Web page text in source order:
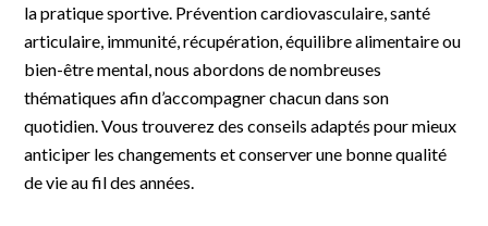
la pratique sportive. Prévention cardiovasculaire, santé
articulaire, immunité, récupération, équilibre alimentaire ou
bien-être mental, nous abordons de nombreuses
thématiques afin d’accompagner chacun dans son
quotidien. Vous trouverez des conseils adaptés pour mieux
anticiper les changements et conserver une bonne qualité
de vie au fil des années.